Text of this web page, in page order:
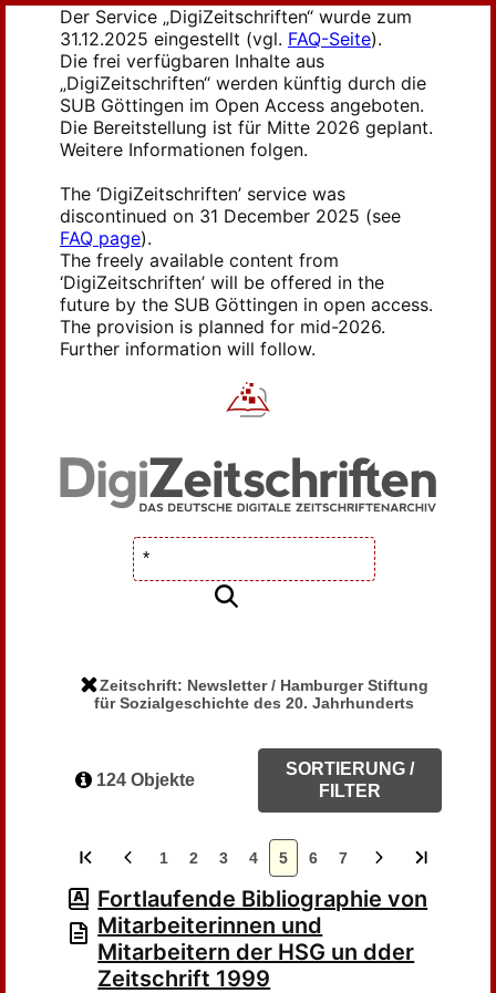
Der Service „DigiZeitschriften“ wurde zum
31.12.2025 eingestellt (vgl. FAQ-Seite).
Die frei verfügbaren Inhalte aus
„DigiZeitschriften“ werden künftig durch die
SUB Göttingen im Open Access angeboten.
Die Bereitstellung ist für Mitte 2026 geplant.
Weitere Informationen folgen.
The ‘DigiZeitschriften’ service was
discontinued on 31 December 2025 (see
FAQ page).
The freely available content from
‘DigiZeitschriften’ will be offered in the
future by the SUB Göttingen in open access.
The provision is planned for mid-2026.
Further information will follow.
Zeitschrift: Newsletter / Hamburger Stiftung
für Sozialgeschichte des 20. Jahrhunderts
124 Objekte
SORTIERUNG /
FILTER
1 2 3 4 5 6 7
Fortlaufende Bibliographie von
Mitarbeiterinnen und
Mitarbeitern der HSG un dder
Zeitschrift 1999